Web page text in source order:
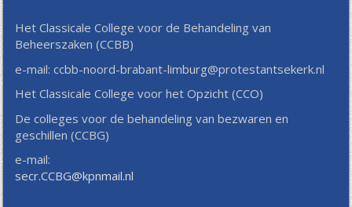
Het Classicale College voor de Behandeling van
Beheerszaken (CCBB)
e-mail: ccbb-noord-brabant-limburg@protestantsekerk.nl
Het Classicale College voor het Opzicht (CCO)
De colleges voor de behandeling van bezwaren en
geschillen (CCBG)
e-mail:
secr.CCBG@kpnmail.nl